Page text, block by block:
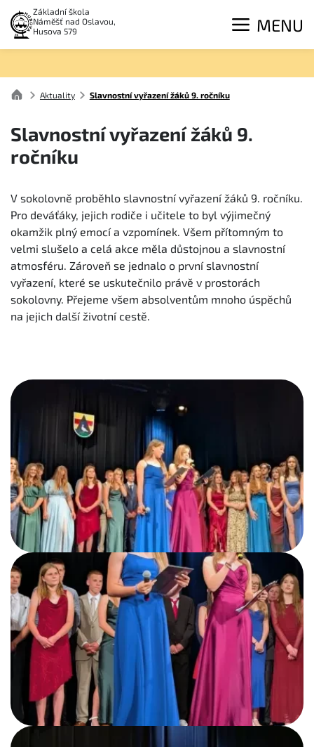
Základní škola
Náměšť nad Oslavou,
Husova 579
MENU
Aktuality Slavnostní vyřazení žáků 9. ročníku
Slavnostní vyřazení žáků 9.
ročníku
V sokolovně proběhlo slavnostní vyřazení žáků 9. ročníku.
Pro deváťáky, jejich rodiče i učitele to byl výjimečný
okamžik plný emocí a vzpomínek. Všem přítomným to
velmi slušelo a celá akce měla důstojnou a slavnostní
atmosféru. Zároveň se jednalo o první slavnostní
vyřazení, které se uskutečnilo právě v prostorách
sokolovny. Přejeme všem absolventům mnoho úspěchů
na jejich další životní cestě.